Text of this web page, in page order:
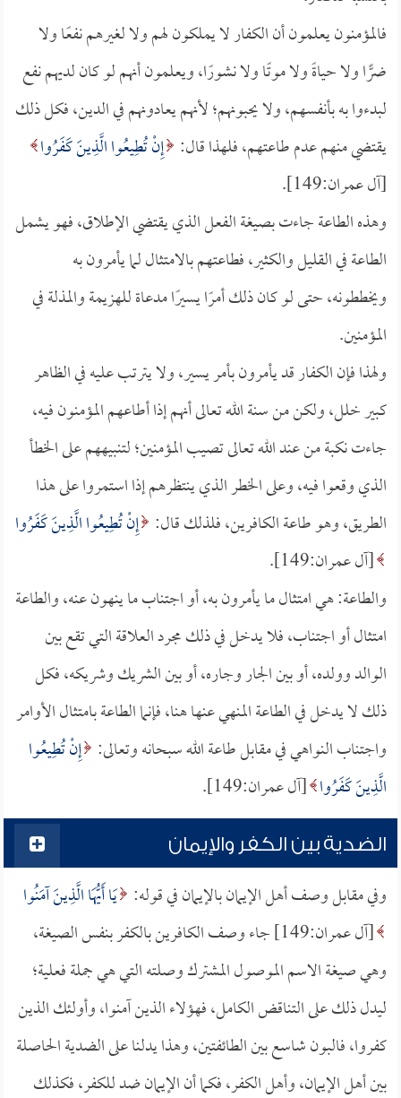
فالمؤمنون يعلمون أن الكفار لا يملكون لهم ولا لغيرهم نفعًا ولا
ضرًّا ولا حياةً ولا موتًا ولا نشورًا، ويعلمون أنهم لو كان لديهم نفع
لبدءوا به بأنفسهم، ولا يحبونهم؛ لأنهم يعادونهم في الدين، فكل ذلك
يقتضي منهم عدم طاعتهم، فلهذا قال: إِنْ تُطِيعُوا الَّذِينَ كَفَرُوا
[آل عمران:149].
وهذه الطاعة جاءت بصيغة الفعل الذي يقتضي الإطلاق، فهو يشمل
الطاعة في القليل والكثير، فطاعتهم بالامتثال لما يأمرون به
ويخططونه، حتى لو كان ذلك أمرًا يسيرًا مدعاة للهزيمة والمذلة في
المؤمنين.
ولهذا فإن الكفار قد يأمرون بأمر يسير، ولا يترتب عليه في الظاهر
كبير خلل، ولكن من سنة الله تعالى أنهم إذا أطاعهم المؤمنون فيه،
جاءت نكبة من عند الله تعالى تصيب المؤمنين؛ لتنبيههم على الخطأ
الذي وقعوا فيه، وعلى الخطر الذي ينتظرهم إذا استمروا على هذا
الطريق، وهو طاعة الكافرين، فلذلك قال: إِنْ تُطِيعُوا الَّذِينَ كَفَرُوا
[آل عمران:149].
والطاعة: هي امتثال ما يأمرون به، أو اجتناب ما ينهون عنه، والطاعة
امتثال أو اجتناب، فلا يدخل في ذلك مجرد العلاقة التي تقع بين
الوالد وولده، أو بين الجار وجاره، أو بين الشريك وشريكه، فكل
ذلك لا يدخل في الطاعة المنهي عنها هنا، فإنما الطاعة بامتثال الأوامر
واجتناب النواهي في مقابل طاعة الله سبحانه وتعالى: إِنْ تُطِيعُوا
الَّذِينَ كَفَرُوا [آل عمران:149].
الضدية بين الكفر والإيمان
وفي مقابل وصف أهل الإيمان بالإيمان في قوله: يَا أَيُّهَا الَّذِينَ آمَنُوا
[آل عمران:149] جاء وصف الكافرين بالكفر بنفس الصيغة،
وهي صيغة الاسم الموصول المشترك وصلته التي هي جملة فعلية؛
ليدل ذلك على التناقض الكامل، فهؤلاء الذين آمنوا، وأولئك الذين
كفروا، فالبون شاسع بين الطائفتين، وهذا يدلنا على الضدية الحاصلة
بين أهل الإيمان، وأهل الكفر، فكما أن الإيمان ضد للكفر، فكذلك